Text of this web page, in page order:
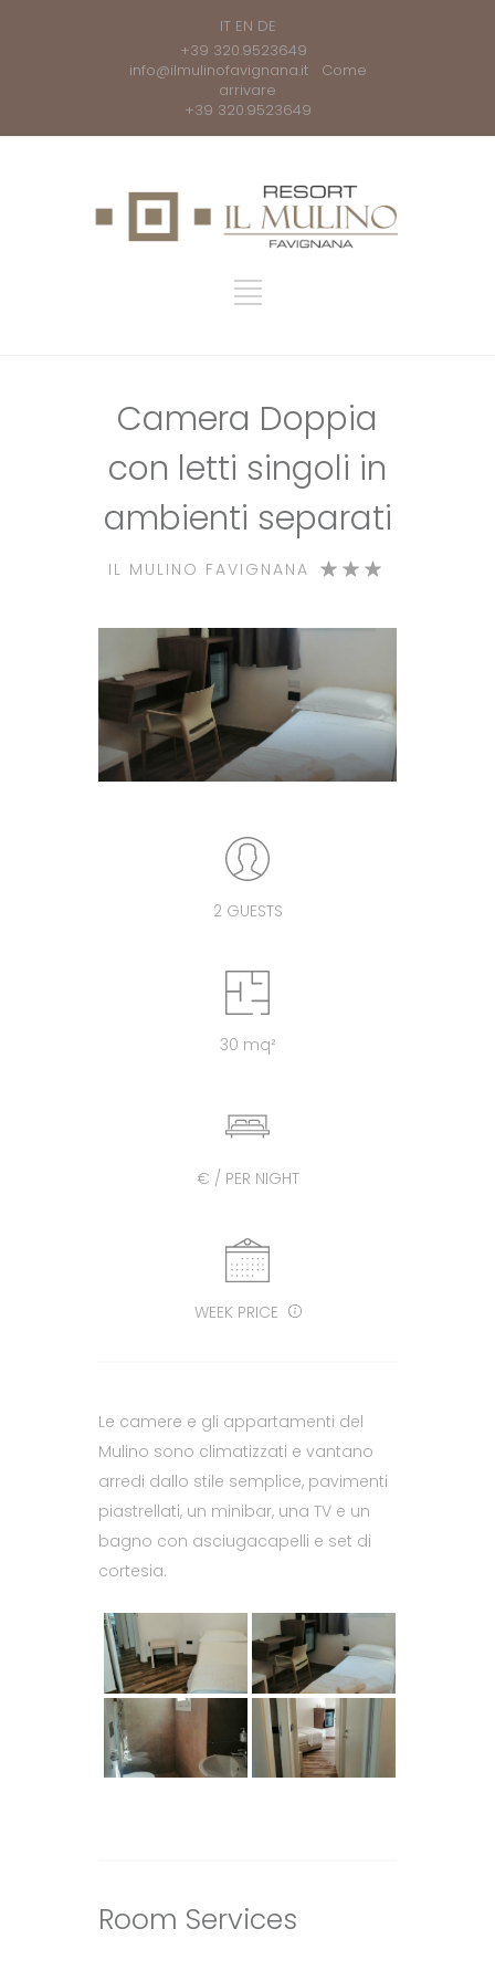
IT EN DE
+39 320.9523649
info@ilmulinofavignana.it
Come
arrivare
+39 320.9523649
Camera Doppia
con letti singoli in
ambienti separati
IL MULINO FAVIGNANA
2 GUESTS
30 mq²
€ / PER NIGHT
WEEK PRICE
Le camere e gli appartamenti del
Mulino sono climatizzati e vantano
arredi dallo stile semplice, pavimenti
piastrellati, un minibar, una TV e un
bagno con asciugacapelli e set di
cortesia.
Room Services